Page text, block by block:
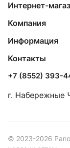
Интернет-
Компания
Информация
Контакты
+7 (8552) 393-
г. Набережные
© 2023-2026